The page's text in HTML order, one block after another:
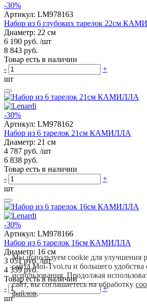
-30%
Артикул: LM978163
Набор из 6 глубоких тарелок 22см
Диаметр: 22 см
6 190 руб. /шт
8 843 руб.
Товар есть в наличии
-
+
шт
-30%
Артикул: LM978162
Набор из 6 тарелок 21см КАМИЛЛА
Диаметр: 21 см
4 787 руб. /шт
6 838 руб.
Товар есть в наличии
-
+
шт
-30%
Артикул: LM978166
Набор из 6 тарелок 16см КАМИЛЛА
Диаметр: 16 см
3 051 руб. /шт
4 359 руб.
Товар есть в наличии
-
+
шт
Мы используем cookie для улучшения
сайта Moi-Tvoi.ru и большего удобства
использования. Продолжая
сайт, вы соглашаетесь на обработку
файлов.